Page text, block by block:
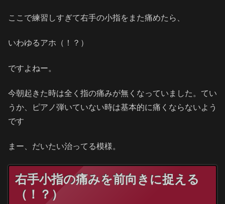
ここで練習しすぎて右手の小指をまた痛めたら、
いわゆるアホ（！？）
ですよねー。
今朝起きた時は全く指の痛みが無くなっていました。てい
うか、ピアノ弾いていない時は基本的に痛くならないよう
です
まー、だいたい治ってる模様。
右手小指の痛みを前向きに捉える
（！？）